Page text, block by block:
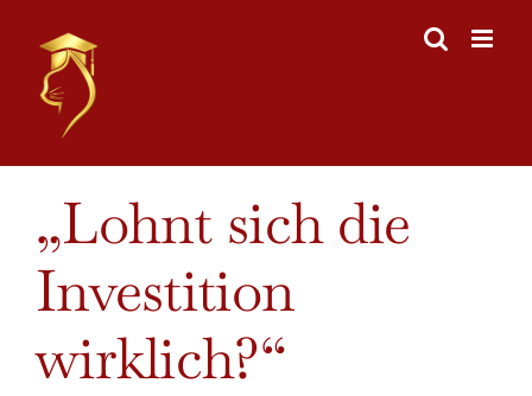
content
„Lohnt sich die
Investition
wirklich?“